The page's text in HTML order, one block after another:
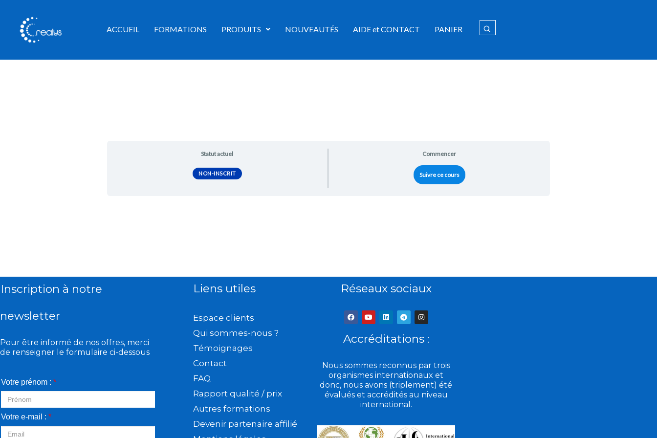
contenu
ACCUEIL FORMATIONS PRODUITS NOUVEAUTÉS AIDE et CONTACT PANIER
Statut actuel
NON-INSCRIT
Commencer
Suivre ce cours
Inscription à notre
newsletter
Pour être informé de nos offres, merci
de renseigner le formulaire ci-dessous
Votre prénom : *
Votre e-mail : *
Liens utiles
Espace clients
Qui sommes-nous ?
Témoignages
Contact
FAQ
Rapport qualité / prix
Autres formations
Devenir partenaire affilié
Réseaux sociaux
F
a
c
b
Y
o
u
t
u
L
i
k
e
T
e
l
e
g
I
n
s
a
m
Accréditations :
Nous sommes reconnus par trois
organismes internationaux et
donc, nous avons (triplement) été
évalués et accrédités au niveau
international.